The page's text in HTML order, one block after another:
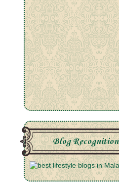
Blog Recognition